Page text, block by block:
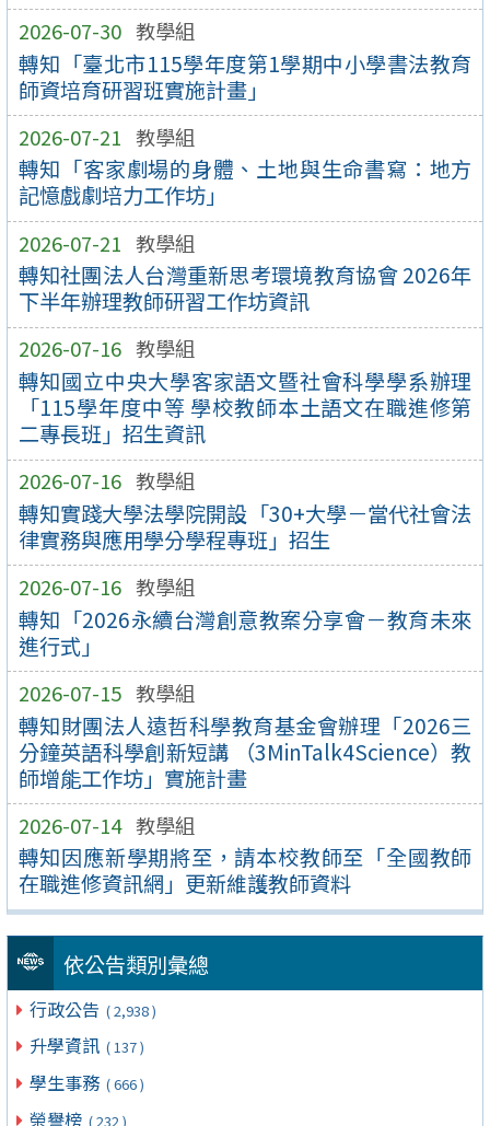
2026-07-30 教學組
轉知「臺北市115學年度第1學期中小學書法教育
師資培育研習班實施計畫」
2026-07-21 教學組
轉知「客家劇場的身體、土地與生命書寫：地方
記憶戲劇培力工作坊」
2026-07-21 教學組
轉知社團法人台灣重新思考環境教育協會 2026年
下半年辦理教師研習工作坊資訊
2026-07-16 教學組
轉知國立中央大學客家語文暨社會科學學系辦理
「115學年度中等 學校教師本土語文在職進修第
二專長班」招生資訊
2026-07-16 教學組
轉知實踐大學法學院開設「30+大學－當代社會法
律實務與應用學分學程專班」招生
2026-07-16 教學組
轉知「2026永續台灣創意教案分享會－教育未來
進行式」
2026-07-15 教學組
轉知財團法人遠哲科學教育基金會辦理「2026三
分鐘英語科學創新短講 （3MinTalk4Science）教
師增能工作坊」實施計畫
2026-07-14 教學組
轉知因應新學期將至，請本校教師至「全國教師
在職進修資訊網」更新維護教師資料
依公告類別彙總
行政公告 ( 2,938 )
升學資訊 ( 137 )
學生事務 ( 666 )
榮譽榜 ( 232 )